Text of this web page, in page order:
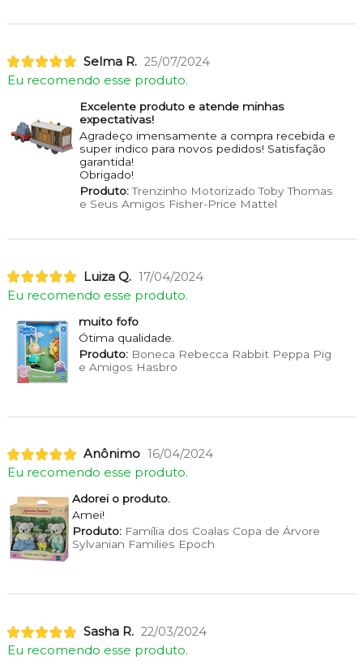
Selma R. 25/07/2024
Eu recomendo esse produto.
Excelente produto e atende minhas
expectativas!
Agradeço imensamente a compra recebida e
super indico para novos pedidos! Satisfação
garantida!
Obrigado!
Produto:Trenzinho Motorizado Toby Thomas
e Seus Amigos Fisher-Price Mattel
Luiza Q. 17/04/2024
Eu recomendo esse produto.
muito fofo
Ótima qualidade.
Produto:Boneca Rebecca Rabbit Peppa Pig
e Amigos Hasbro
Anônimo 16/04/2024
Eu recomendo esse produto.
Adorei o produto.
Amei!
Produto:Família dos Coalas Copa de Árvore
Sylvanian Families Epoch
Sasha R. 22/03/2024
Eu recomendo esse produto.